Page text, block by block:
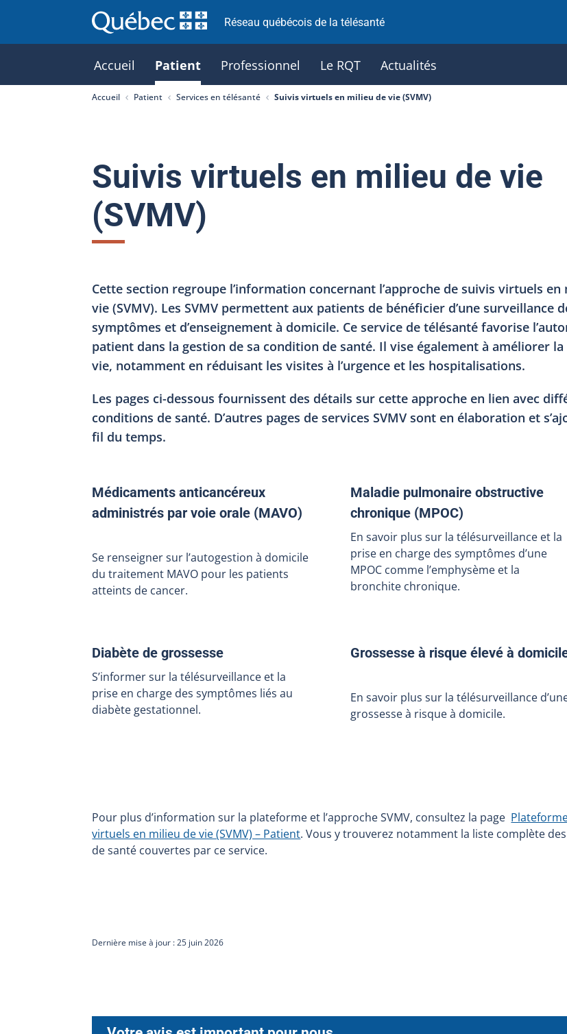
Réseau québécois de la télésanté
Accueil Patient Professionnel Le RQT Actualités
Accueil Patient Services en télésanté Suivis virtuels en milieu de vie (SVMV)
Suivis virtuels en milieu de vie
(SVMV)
Cette section regroupe l’information concernant l’approche de suivis virtuels en
vie (SVMV). Les SVMV permettent aux patients de bénéficier d’une surveillance
symptômes et d’enseignement à domicile. Ce service de télésanté favorise
patient dans la gestion de sa condition de santé. Il vise également à améliorer
vie, notamment en réduisant les visites à l’urgence et les hospitalisations.
Les pages ci-dessous fournissent des détails sur cette approche en lien avec
conditions de santé. D’autres pages de services SVMV sont en élaboration et
fil du temps.
Médicaments anticancéreux
administrés par voie orale (MAVO)
Se renseigner sur l’autogestion à domicile
du traitement MAVO pour les patients
atteints de cancer.
Maladie pulmonaire obstructive
chronique (MPOC)
En savoir plus sur la télésurveillance et la
prise en charge des symptômes d’une
MPOC comme l’emphysème et la
bronchite chronique.
Diabète de grossesse
S’informer sur la télésurveillance et la
prise en charge des symptômes liés au
diabète gestationnel.
Grossesse à risque élevé à
En savoir plus sur la télésurveillance
grossesse à risque à domicile.
Pour plus d’information sur la plateforme et l’approche SVMV, consultez la page
virtuels en milieu de vie (SVMV) – Patient. Vous y trouverez notamment la liste complète
de santé couvertes par ce service.
Dernière mise à jour : 25 juin 2026